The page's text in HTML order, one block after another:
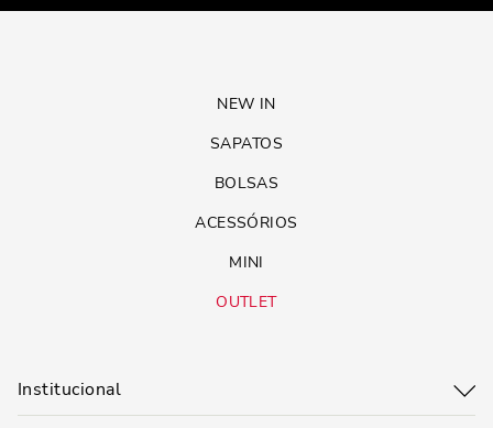
NEW IN
SAPATOS
BOLSAS
ACESSÓRIOS
MINI
OUTLET
Institucional